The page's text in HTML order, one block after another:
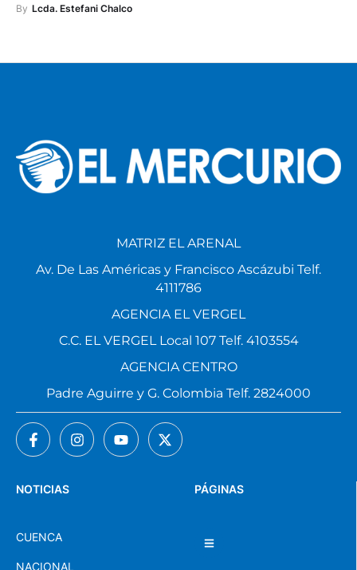
By Lcda. Estefani Chalco
PÁGINAS
NOTICIAS
CUENCA
NACIONAL
MATRIZ EL ARENAL
Av. De Las Américas y Francisco Ascázubi Telf.
4111786
AGENCIA EL VERGEL
C.C. EL VERGEL Local 107 Telf. 4103554
AGENCIA CENTRO
Padre Aguirre y G. Colombia Telf. 2824000